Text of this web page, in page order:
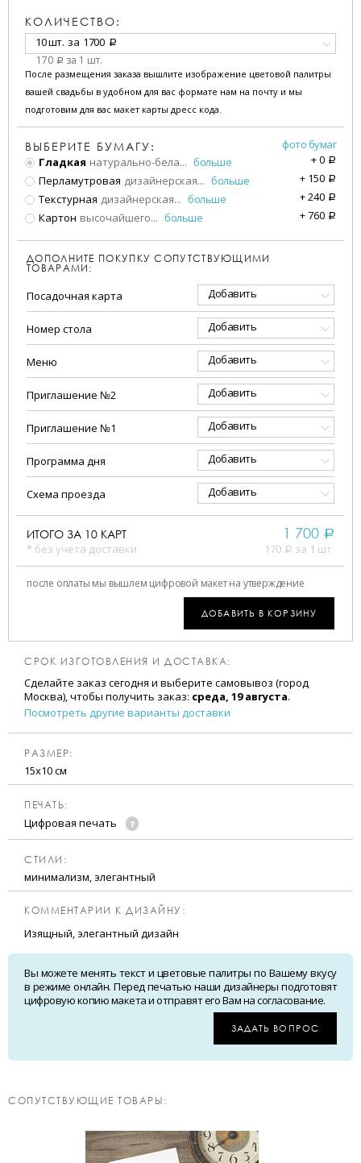
КОЛИЧЕСТВО:
10 шт. за 1700 a
170 a за 1 шт.
После размещения заказа вышлите изображение цветовой палитры
вашей свадьбы в удобном для вас формате нам на почту и мы
подготовим для вас макет карты дресс кода.
ВЫБЕРИТЕ БУМАГУ:
фото бумаг
Гладкая натурально-бела... больше +0 a
Перламутровая дизайнерская... больше + 150 a
Текстурная дизайнерская... больше +240 a
Картон высочайшего... больше +760 a
ДОПОЛНИТЕ ПОКУПКУ СОПУТСТВУЮЩИМИ
ТОВАРАМИ:
Посадочная карта Добавить
Номер стола Добавить
Меню Добавить
Приглашение №2 Добавить
Приглашение №1 Добавить
Программа дня Добавить
Схема проезда Добавить
ИТОГО ЗА 10 КАРТ
* без учета доставки
1 700 a
170 a за 1 шт.
после оплаты мы вышлем цифровой макет на утверждение
ДОБАВИТЬ В КОРЗИНУ
СРОК ИЗГОТОВЛЕНИЯ И ДОСТАВКА:
Сделайте заказ сегодня и выберите самовывоз (город
Москва), чтобы получить заказ: среда, 19 августа.
Посмотреть другие варианты доставки
РАЗМЕР:
15х10 см
ПЕЧАТЬ:
Цифровая печать
CТИЛИ:
минимализм, элегантный
КОММЕНТАРИИ К ДИЗАЙНУ:
Изящный, элегантный дизайн
Вы можете менять текст и цветовые палитры по Вашему вкусу
в режиме онлайн. Перед печатью наши дизайнеры подготовят
цифровую копию макета и отправят его Вам на согласование.
ЗАДАТЬ ВОПРОС
CОПУТСТВУЮЩИЕ ТОВАРЫ: